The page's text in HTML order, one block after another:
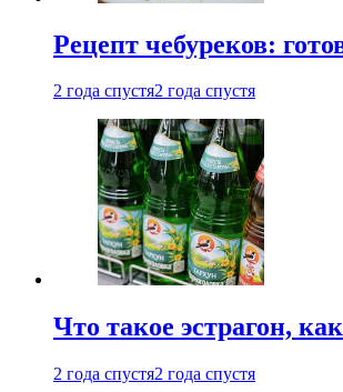
Рецепт чебуреков:
2 года спустя2 года спустя
Что такое эстрагон,
2 года спустя2 года спустя